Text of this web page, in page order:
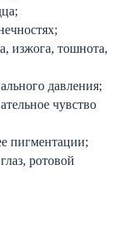
изжога, тошнота,
давления;
чувство
пигментации;
ротовой